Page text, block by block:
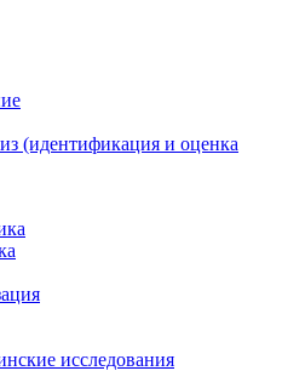
(идентификация и оценка
исследования